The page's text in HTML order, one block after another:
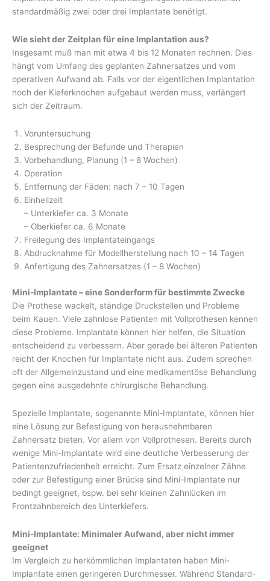
standardmäßig zwei oder drei Implantate benötigt.
Wie sieht der Zeitplan für eine Implantation aus?
Insgesamt muß man mit etwa 4 bis 12 Monaten rechnen. Dies
hängt vom Umfang des geplanten Zahnersatzes und vom
operativen Aufwand ab. Falls vor der eigentlichen Implantation
noch der Kieferknochen aufgebaut werden muss, verlängert
sich der Zeitraum.
Voruntersuchung
Besprechung der Befunde und Therapien
Vorbehandlung, Planung (1 – 8 Wochen)
Operation
Entfernung der Fäden: nach 7 – 10 Tagen
Einheilzeit
– Unterkiefer ca. 3 Monate
– Oberkiefer ca. 6 Monate
Freilegung des Implantateingangs
Abdrucknahme für Modellherstellung nach 10 – 14 Tagen
Anfertigung des Zahnersatzes (1 – 8 Wochen)
Mini-Implantate – eine Sonderform für bestimmte Zwecke
Die Prothese wackelt, ständige Druckstellen und Probleme
beim Kauen. Viele zahnlose Patienten mit Vollprothesen kennen
diese Probleme. Implantate können hier helfen, die Situation
entscheidend zu verbessern. Aber gerade bei älteren Patienten
reicht der Knochen für Implantate nicht aus. Zudem sprechen
oft der Allgemeinzustand und eine medikamentöse Behandlung
gegen eine ausgedehnte chirurgische Behandlung.
Spezielle Implantate, sogenannte Mini-Implantate, können hier
eine Lösung zur Befestigung von herausnehmbaren
Zahnersatz bieten. Vor allem von Vollprothesen. Bereits durch
wenige Mini-Implantate wird eine deutliche Verbesserung der
Patientenzufriedenheit erreicht. Zum Ersatz einzelner Zähne
oder zur Befestigung einer Brücke sind Mini-Implantate nur
bedingt geeignet, bspw. bei sehr kleinen Zahnlücken im
Frontzahnbereich des Unterkiefers.
Mini-Implantate: Minimaler Aufwand, aber nicht immer
geeignet
Im Vergleich zu herkömmlichen Implantaten haben Mini-
Implantate einen geringeren Durchmesser. Während Standard-